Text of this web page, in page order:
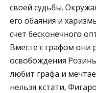
своей судьбы.
его обаяния и
счет бесконечного
Вместе с графом они
освобождения
любит графа и
нельзя кстати,